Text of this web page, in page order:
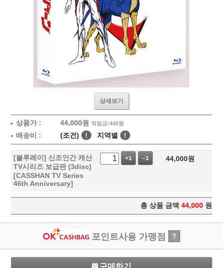
상세보기
상품가 : 44,000원 적립금:440원
배송비 : (조건) ! 지역별 !
[블루레이] 신조인간 캐산
TV시리즈 보급판 (3disc)
[CASSHAN TV Series
46th Anniversary]
+1 -1 44,000원
총 상품 금액 44,000 원
포인트사용 가맹점 ?
구매하기